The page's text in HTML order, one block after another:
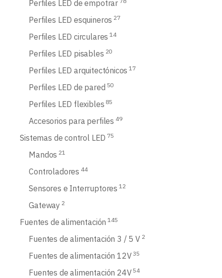
Perfiles LED de empotrar
Perfiles LED esquineros 27
Perfiles LED circulares 14
Perfiles LED pisables 20
Perfiles LED arquitectónicos 17
Perfiles LED de pared 50
Perfiles LED flexibles 85
Accesorios para perfiles 49
Sistemas de control LED 75
Mandos 21
Controladores 44
Sensores e Interruptores 12
Gateway 2
Fuentes de alimentación 145
Fuentes de alimentación 3 / 5 V 2
Fuentes de alimentación 12V 35
Fuentes de alimentación 24V 54